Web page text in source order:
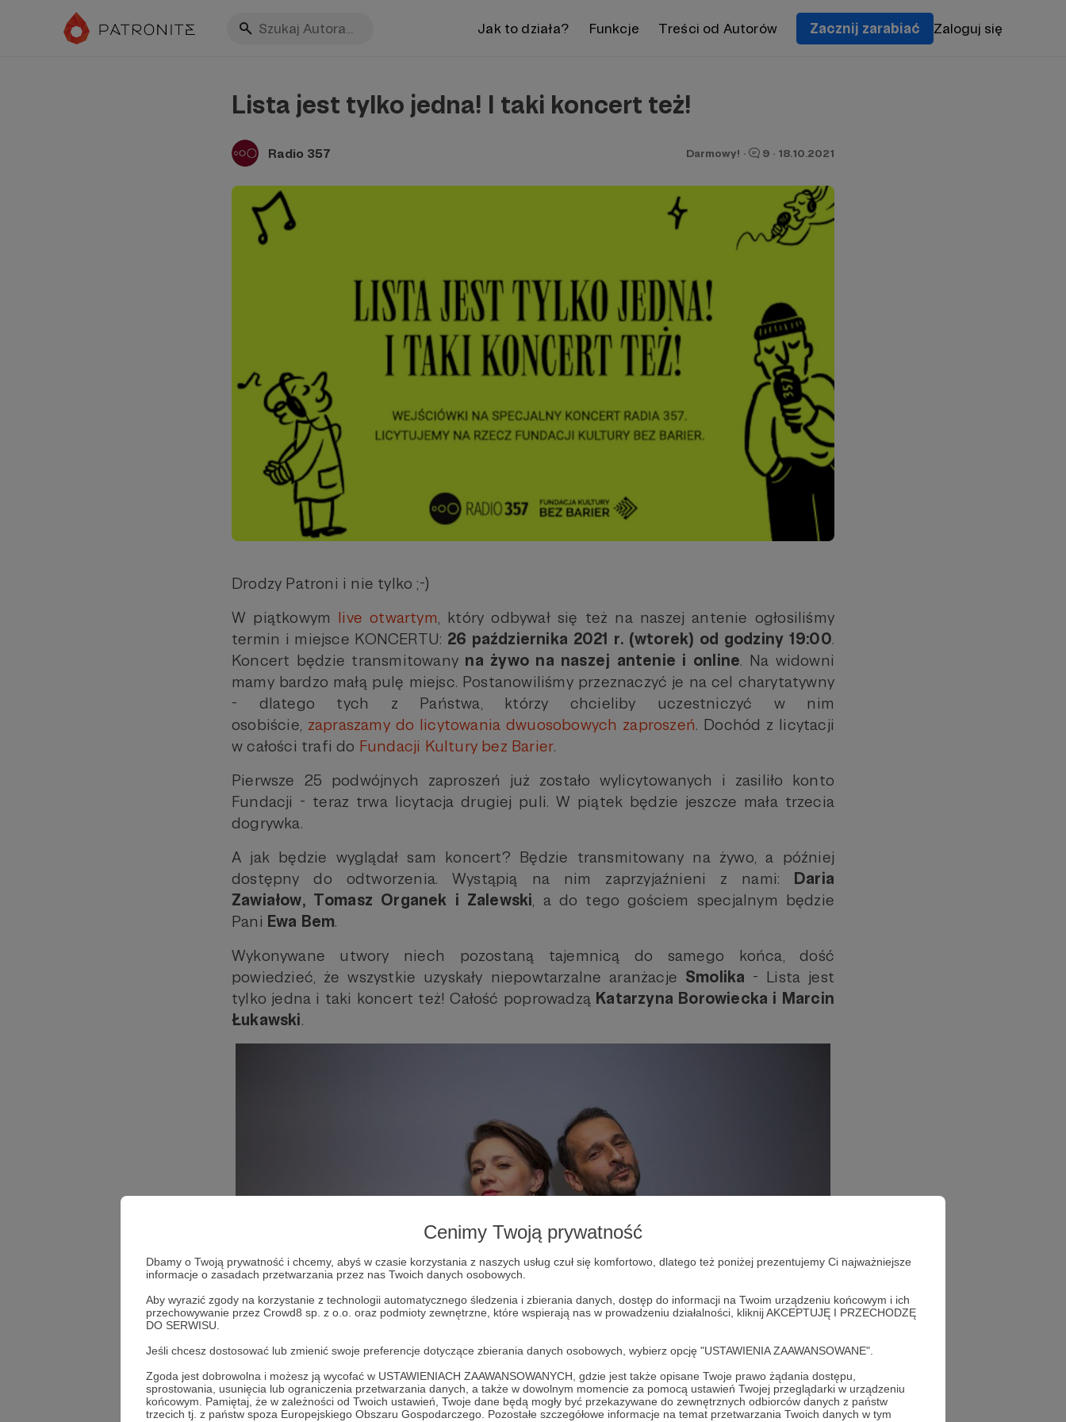
Cenimy Twoją prywatność
Dbamy o Twoją prywatność i chcemy, abyś w czasie korzystania z naszych usług czuł się komfortowo, dlatego też poniżej prezentujemy Ci najważniejsze
informacje o zasadach przetwarzania przez nas Twoich danych osobowych.
Aby wyrazić zgody na korzystanie z technologii automatycznego śledzenia i zbierania danych, dostęp do informacji na Twoim urządzeniu końcowym i ich
przechowywanie przez Crowd8 sp. z o.o. oraz podmioty zewnętrzne, które wspierają nas w prowadzeniu działalności, kliknij AKCEPTUJĘ I PRZECHODZĘ
DO SERWISU.
Jeśli chcesz dostosować lub zmienić swoje preferencje dotyczące zbierania danych osobowych, wybierz opcję "USTAWIENIA ZAAWANSOWANE".
Zgoda jest dobrowolna i możesz ją wycofać w USTAWIENIACH ZAAWANSOWANYCH, gdzie jest także opisane Twoje prawo żądania dostępu,
sprostowania, usunięcia lub ograniczenia przetwarzania danych, a także w dowolnym momencie za pomocą ustawień Twojej przeglądarki w urządzeniu
końcowym. Pamiętaj, że w zależności od Twoich ustawień, Twoje dane będą mogły być przekazywane do zewnętrznych odbiorców danych z państw
trzecich tj. z państw spoza Europejskiego Obszaru Gospodarczego. Pozostałe szczegółowe informacje na temat przetwarzania Twoich danych w tym
Jak to działa? Funkcje Treści od Autorów Zacznij zarabiać Zaloguj się
Lista jest tylko jedna! I taki koncert też!
Radio 357 Darmowy! · 9 · 18.10.2021
Drodzy Patroni i nie tylko ;-)
W piątkowym live otwartym, który odbywał się też na naszej antenie ogłosiliśmy
termin i miejsce KONCERTU: 26 października 2021 r. (wtorek) od godziny 19:00.
Koncert będzie transmitowany na żywo na naszej antenie i online. Na widowni
mamy bardzo małą pulę miejsc. Postanowiliśmy przeznaczyć je na cel charytatywny
- dlatego tych z Państwa, którzy chcieliby uczestniczyć w nim
osobiście, zapraszamy do licytowania dwuosobowych zaproszeń. Dochód z licytacji
w całości trafi do Fundacji Kultury bez Barier.
Pierwsze 25 podwójnych zaproszeń już zostało wylicytowanych i zasiliło konto
Fundacji - teraz trwa licytacja drugiej puli. W piątek będzie jeszcze mała trzecia
dogrywka.
A jak będzie wyglądał sam koncert? Będzie transmitowany na żywo, a później
dostępny do odtworzenia. Wystąpią na nim zaprzyjaźnieni z nami: Daria
Zawiałow, Tomasz Organek i Zalewski, a do tego gościem specjalnym będzie
Pani Ewa Bem.
Wykonywane utwory niech pozostaną tajemnicą do samego końca, dość
powiedzieć, że wszystkie uzyskały niepowtarzalne aranżacje Smolika - Lista jest
tylko jedna i taki koncert też! Całość poprowadzą Katarzyna Borowiecka i Marcin
Łukawski.